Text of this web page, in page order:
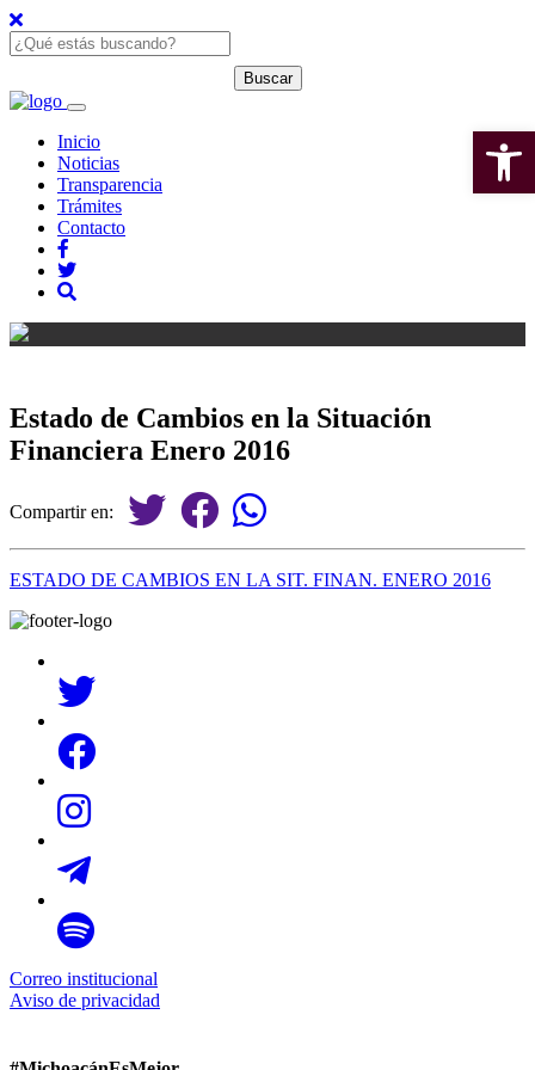
Inicio
Noticias
Transparencia
Trámites
Contacto
Estado de Cambios en la Situación
Financiera Enero 2016
Compartir en:
ESTADO DE CAMBIOS EN LA SIT. FINAN. ENERO 2016
Correo institucional
Aviso de privacidad